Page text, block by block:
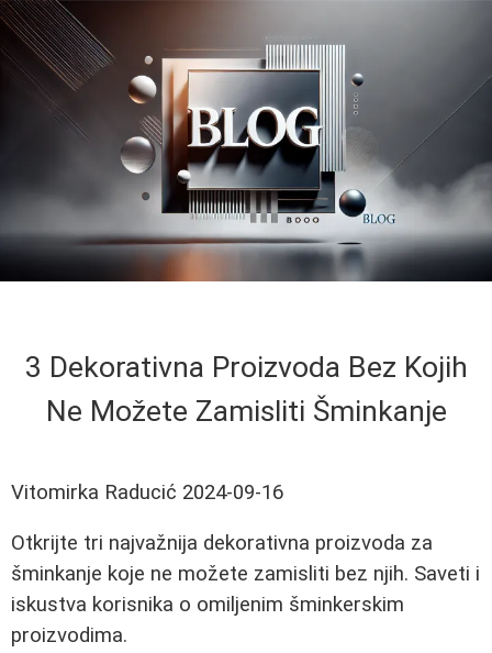
3 Dekorativna Proizvoda Bez Kojih
Ne Možete Zamisliti Šminkanje
Vitomirka Raducić 2024-09-16
Otkrijte tri najvažnija dekorativna proizvoda za
šminkanje koje ne možete zamisliti bez njih. Saveti i
iskustva korisnika o omiljenim šminkerskim
proizvodima.